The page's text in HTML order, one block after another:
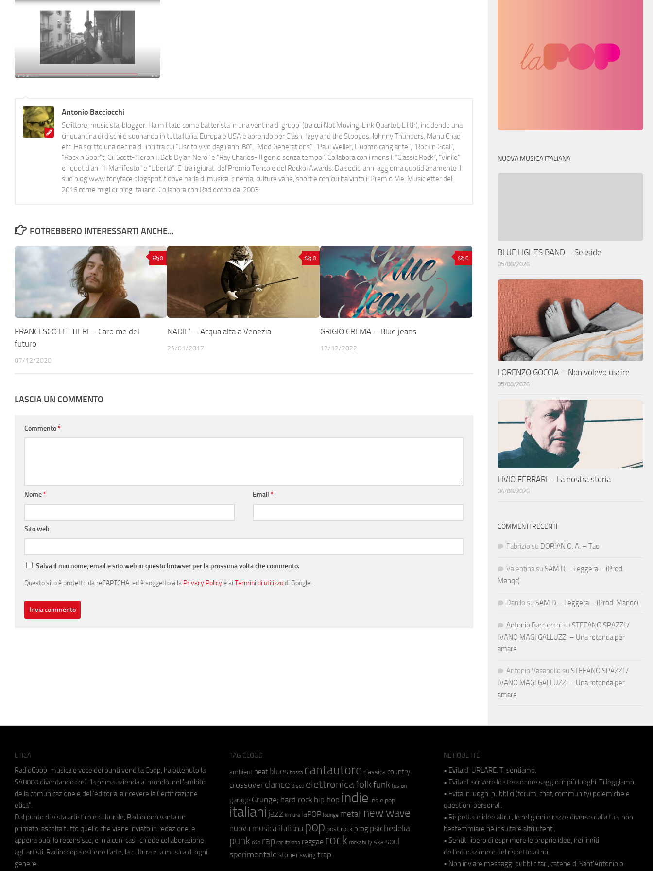
Antonio Bacciocchi
Scrittore, musicista, blogger. Ha militato come batterista in una ventina di gruppi (tra cui Not Moving, Link Quartet, Lilith), incidendo una
cinquantina di dischi e suonando in tutta Italia, Europa e USA e aprendo per Clash, Iggy and the Stooges, Johnny Thunders, Manu Chao
etc. Ha scritto una decina di libri tra cui "Uscito vivo dagli anni 80", "Mod Generations", "Paul Weller, L’uomo cangiante", "Rock n Goal",
"Rock n Spor"t, Gil Scott-Heron Il Bob Dylan Nero" e "Ray Charles- Il genio senza tempo". Collabora con i mensili “Classic Rock”, "Vinile"
e i quotidiani “Il Manifesto” e “Libertà”. E' tra i giurati del Premio Tenco e del Rockol Awards. Da sedici anni aggiorna quotidianamente il
suo blog www.tonyface.blogspot.it dove parla di musica, cinema, culture varie, sport e con cui ha vinto il Premio Mei Musicletter del
2016 come miglior blog italiano. Collabora con Radiocoop dal 2003.
POTREBBERO INTERESSARTI ANCHE...
0
FRANCESCO LETTIERI – Caro me del
futuro
07/12/2020
0
NADIE’ – Acqua alta a Venezia
24/01/2017
0
GRIGIO CREMA – Blue jeans
17/12/2022
LASCIA UN COMMENTO
Commento*
Nome* Email*
Sito web
Salva il mio nome, email e sito web in questo browser per la prossima volta che commento.
Questo sito è protetto da reCAPTCHA, ed è soggetto alla Privacy Policye ai Termini di utilizzodi Google.
NUOVA MUSICA ITALIANA
BLUE LIGHTS BAND – Seaside
05/08/2026
LORENZO GOCCIA – Non volevo uscire
05/08/2026
LIVIO FERRARI – La nostra storia
04/08/2026
COMMENTI RECENTI
Fabrizio su DORIAN O. A. – Tao
Valentina su SAM D – Leggera – (Prod.
Manqc)
Danilo su SAM D – Leggera – (Prod. Manqc)
Antonio Bacciocchi su STEFANO SPAZZI /
IVANO MAGI GALLUZZI – Una rotonda per
amare
Antonio Vasapollo su STEFANO SPAZZI /
IVANO MAGI GALLUZZI – Una rotonda per
amare
ETICA
RadioCoop, musica e voce dei punti vendita Coop, ha ottenuto la
SA8000 diventando così "la prima azienda al mondo, nell'ambito
della comunicazione e dell'editoria, a ricevere la Certificazione
etica".
Dal punto di vista artistico e culturale, Radiocoop vanta un
primato: ascolta tutto quello che viene inviato in redazione, e
appena può, lo recensisce, e in alcuni casi, chiede collaborazione
agli artisti. Radiocoop sostiene l'arte, la cultura e la musica di ogni
genere.
TAG CLOUD
ambient beat blues bossa cantautore classica country
crossover dance disco elettronicafolkfunk fusion
garage Grunge; hard rock hip hop indie indie pop
italiani jazz kimura laPOP lounge metal; new wave
nuova musica italiana pop post rock prog psichedelia
punk r&b rap rap italiano reggae rock rockabilly ska soul
sperimentale stoner swing trap
NETIQUETTE
• Evita di URLARE. Ti sentiamo.
• Evita di scrivere lo stesso messaggio in più luoghi. Ti leggiamo.
• Evita in luoghi pubblici (forum, chat, community) polemiche e
questioni personali.
• Rispetta le idee altrui, le religioni e razze diverse dalla tua, non
bestemmiare né insultare altri utenti.
• Sentiti libero di esprimere le proprie idee, nei limiti
dell'educazione e del rispetto altrui.
• Non inviare messaggi pubblicitari, catene di Sant'Antonio o